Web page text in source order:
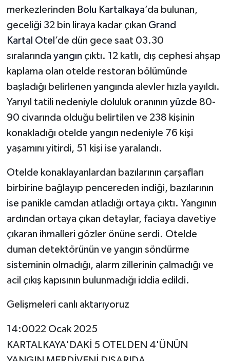
merkezlerinden Bolu Kartalkaya’da bulunan,
geceliği 32 bin liraya kadar çıkan Grand
Kartal Otel ’de dün gece saat 03.30
sıralarında yangın çıktı. 12 katlı, dış cephesi ahşap
kaplama olan otelde restoran bölümünde
başladığı belirlenen yangında alevler hızla yayıldı.
Yarıyıl tatili nedeniyle doluluk oranının yüzde 80-
90 civarında olduğu belirtilen ve 238 kişinin
konakladığı otelde yangın nedeniyle 76 kişi
yaşamını yitirdi, 51 kişi ise yaralandı.
Otelde konaklayanlardan bazılarının çarşafları
birbirine bağlayıp pencereden indiği, bazılarının
ise panikle camdan atladığı ortaya çıktı. Yangının
ardından ortaya çıkan detaylar, faciaya davetiye
çıkaran ihmalleri gözler önüne serdi. Otelde
duman detektörünün ve yangın söndürme
sisteminin olmadığı, alarm zillerinin çalmadığı ve
acil çıkış kapısının bulunmadığı iddia edildi.
Gelişmeleri canlı aktarıyoruz
14:0022 Ocak 2025
KARTALKAYA'DAKİ 5 OTELDEN 4'ÜNÜN